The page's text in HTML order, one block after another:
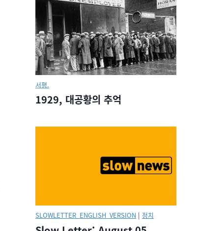
서평.
1929, 대공황의 추억
SLOWLETTER_ENGLISH_VERSION | 정치